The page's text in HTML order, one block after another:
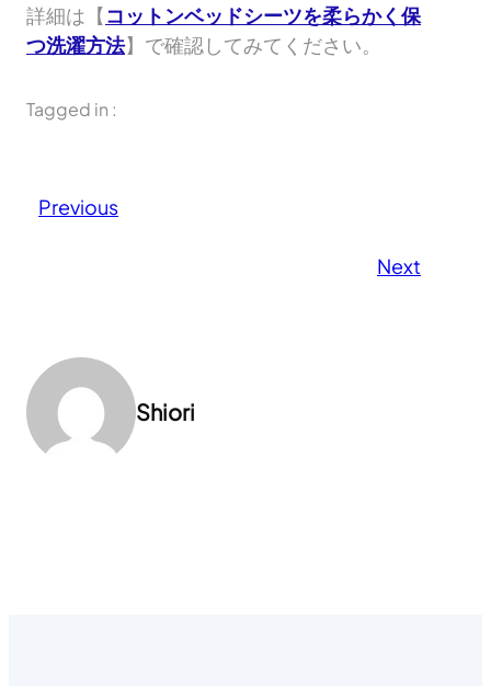
詳細は【コットンベッドシーツを柔らかく保
つ洗濯方法】で確認してみてください。
Tagged in :
Previous
Next
Shiori